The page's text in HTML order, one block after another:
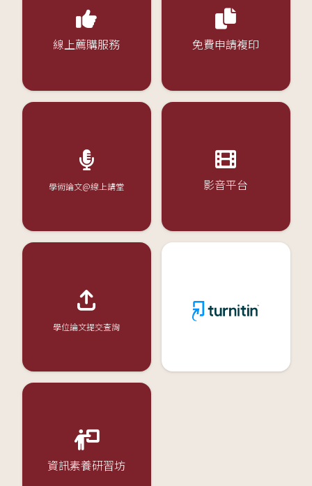
線上薦購服務 免費申請複印
學術論文@線上講堂 影音平台
學位論文提交查詢
資訊素養研習坊